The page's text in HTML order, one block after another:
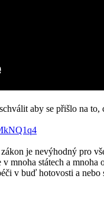
aby se přišlo na
je nevýhodný pro
v mnoha státech a
v buď hotovosti a